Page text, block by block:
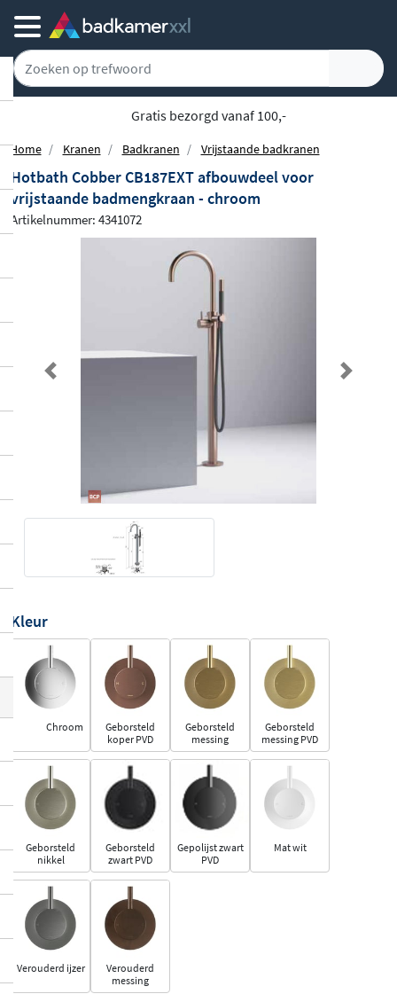
Gratis bezorgd vanaf 100,-
Home Kranen Badkranen Vrijstaande badkranen
Hotbath Cobber CB187EXT afbouwdeel voor
vrijstaande badmengkraan - chroom
Artikelnummer: 4341072
Previous Next
Kleur
Chroom
Geborsteld
koper PVD
Geborsteld
messing
Geborsteld
messing PVD
Geborsteld
nikkel
Geborsteld
zwart PVD
Gepolijst zwart
PVD
Mat wit
Verouderd ijzer
Verouderd
messing